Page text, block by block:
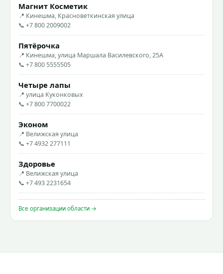
Магнит Косметик
📍 Кинешма, Красноветкинская улица
📞 +7 800 2009002
Пятёрочка
📍 Кинешма, улица Маршала Василевского, 25А
📞 +7 800 5555505
Четыре лапы
📍 улица Куконковых
📞 +7 800 7700022
Эконом
📍 Велижская улица
📞 +7 4932 277111
Здоровье
📍 Велижская улица
📞 +7 493 2231654
Все организации области →